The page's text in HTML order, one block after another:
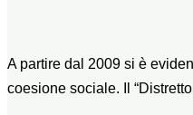
A partire dal 2009 si è
coesione sociale. Il